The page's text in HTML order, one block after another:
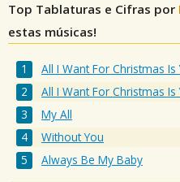
Top Tablaturas e Cifras por
estas músicas!
All I Want For Christmas Is
All I Want For Christmas Is
My All
Without You
Always Be My Baby